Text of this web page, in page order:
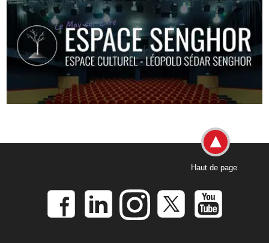
Haut de page